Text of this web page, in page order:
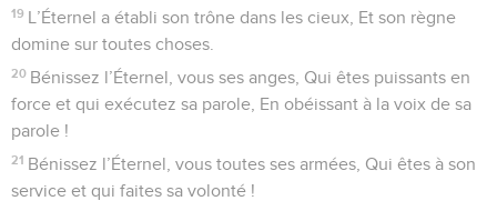
19 L’Éternel a établi son trône dans les cieux, Et son règne
domine sur toutes choses.
20 Bénissez l’Éternel, vous ses anges, Qui êtes puissants en
force et qui exécutez sa parole, En obéissant à la voix de sa
parole !
21 Bénissez l’Éternel, vous toutes ses armées, Qui êtes à son
service et qui faites sa volonté !